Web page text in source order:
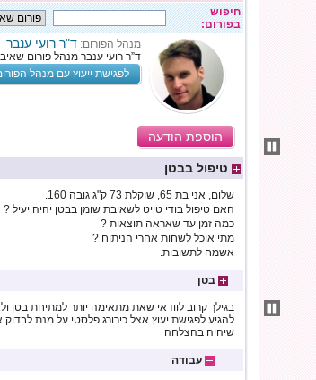
חיפוש
בפורום:
מנהל הפורום: ד"ר רועי ענבר
ד”ר רועי ענבר מנהל פורום
לפגישת ייעוץ עם מנהל
הוספת הודעה
טיפול בבטן
שלום, אני בת 65, שוקלת 73 ק"ג גובה 160.
האם טיפול בודי טייט לשאיבת שומן בבטן יהיה יעיל ?
כמה זמן עד שאראה תוצאות ?
מתי אוכל לשחות אחרי הניתוח ?
אשמח לתשובות.
בטן
בגילך קרוב לוודאי שאת מתאימה יותר למתיחת בטן
להגיע לפגישת יעוץ אצל כירורג פלסטי על מנת
שיהיה בהצלחה
עבודה